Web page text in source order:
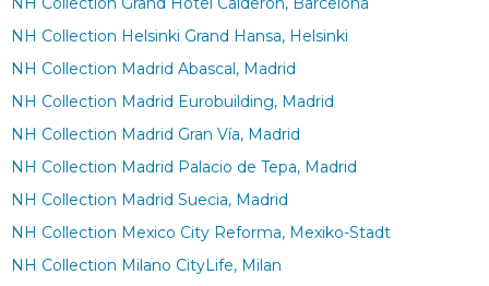
NH Collection Helsinki Grand Hansa, Helsinki
NH Collection Madrid Abascal, Madrid
NH Collection Madrid Eurobuilding, Madrid
NH Collection Madrid Gran Vía, Madrid
NH Collection Madrid Palacio de Tepa, Madrid
NH Collection Madrid Suecia, Madrid
NH Collection Mexico City Reforma, Mexiko-Stadt
NH Collection Milano CityLife, Milan